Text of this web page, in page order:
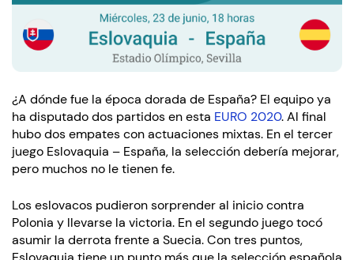
¿A dónde fue la época dorada de España? El equipo ya
ha disputado dos partidos en esta EURO 2020. Al final
hubo dos empates con actuaciones mixtas. En el tercer
juego Eslovaquia – España, la selección debería mejorar,
pero muchos no le tienen fe.
Los eslovacos pudieron sorprender al inicio contra
Polonia y llevarse la victoria. En el segundo juego tocó
asumir la derrota frente a Suecia. Con tres puntos,